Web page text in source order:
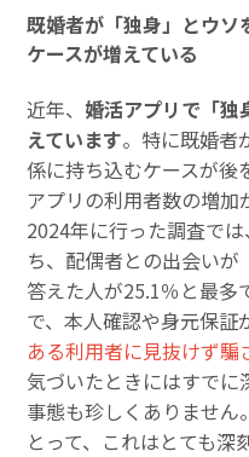
既婚者が「独身」とウソ
ケースが増えている
近年、 婚活アプリで「独
えています。特に既婚者
係に持ち込むケースが後
アプリの利用者数の増加
2024年に行った調査で
ち、配偶者との出会いが
答えた人が25.1％と最多
で、本人確認や身元保証
ある利用者に見抜けず騙
気づいたときにはすで
事態も珍しくありません
とって、これはとても深